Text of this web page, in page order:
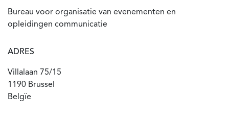
Bureau voor organisatie van evenementen en
opleidingen communicatie
ADRES
Villalaan 75/15
1190 Brussel
Belgïe